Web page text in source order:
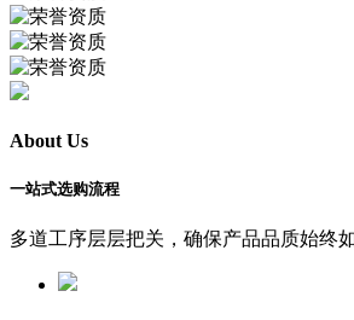
About Us
一站式选购流程
多道工序层层把关，确保产品品质始终